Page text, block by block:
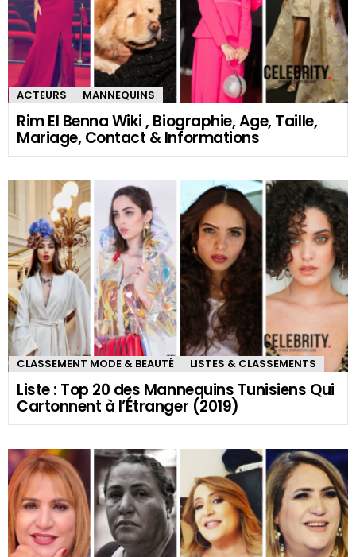
ACTEURS MANNEQUINS
Rim El Benna Wiki , Biographie, Age, Taille,
Mariage, Contact & Informations
CLASSEMENT MODE & BEAUTÉ LISTES & CLASSEMENTS
Liste : Top 20 des Mannequins Tunisiens Qui
Cartonnent à l’Étranger (2019)